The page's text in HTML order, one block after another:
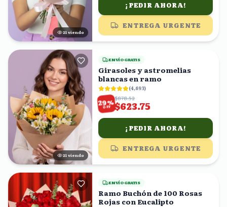
21 viendo
¡PEDIR AHORA!
ENTREGA URGENTE
21 viendo
ENVÍO GRATIS
Girasoles y astromelias
blancas en ramo
(4,693)
29%
OFF
$878.52
$623.75
¡PEDIR AHORA!
ENTREGA URGENTE
ENVÍO GRATIS
Ramo Buchón de 100 Rosas
Rojas con Eucalipto